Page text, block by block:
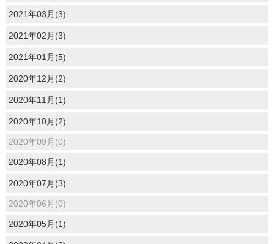
2021年03月(3)
2021年02月(3)
2021年01月(5)
2020年12月(2)
2020年11月(1)
2020年10月(2)
2020年09月(0)
2020年08月(1)
2020年07月(3)
2020年06月(0)
2020年05月(1)